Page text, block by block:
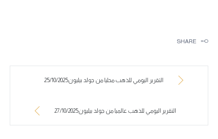
SHARE
التقرير اليومي للذهب محليا من جولد بيليون25/10/2025
التقرير اليومي للذهب عالميا من جولد بيليون27/10/2025